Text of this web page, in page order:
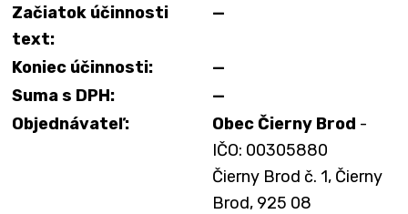
Začiatok účinnosti
text:
—
Koniec účinnosti:
—
Suma s DPH:
—
Objednávateľ:
Obec Čierny Brod -
IČO: 00305880
Čierny Brod č. 1, Čierny
Brod, 925 08